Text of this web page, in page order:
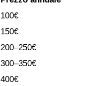
100€
150€
200–250€
300–350€
400€